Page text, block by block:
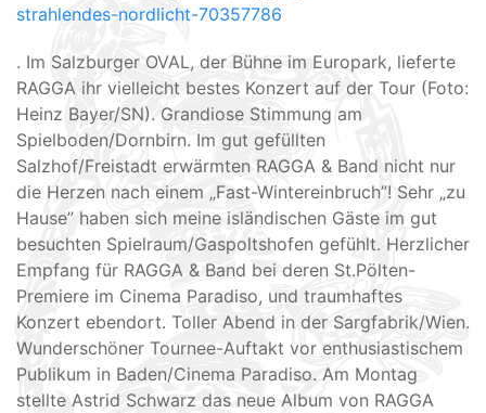
strahlendes-nordlicht-70357786
. Im Salzburger OVAL, der Bühne im Europark, lieferte
RAGGA ihr vielleicht bestes Konzert auf der Tour (Foto:
Heinz Bayer/SN). Grandiose Stimmung am
Spielboden/Dornbirn. Im gut gefüllten
Salzhof/Freistadt erwärmten RAGGA & Band nicht nur
die Herzen nach einem „Fast-Wintereinbruch”! Sehr „zu
Hause” haben sich meine isländischen Gäste im gut
besuchten Spielraum/Gaspoltshofen gefühlt. Herzlicher
Empfang für RAGGA & Band bei deren St.Pölten-
Premiere im Cinema Paradiso, und traumhaftes
Konzert ebendort. Toller Abend in der Sargfabrik/Wien.
Wunderschöner Tournee-Auftakt vor enthusiastischem
Publikum in Baden/Cinema Paradiso. Am Montag
stellte Astrid Schwarz das neue Album von RAGGA